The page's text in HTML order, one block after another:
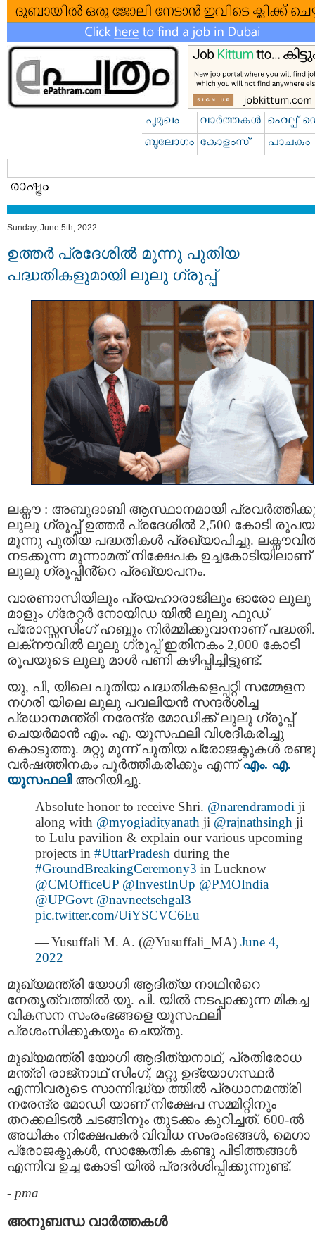
Sunday, June 5th, 2022
ഉത്തർ പ്രദേശിൽ മൂന്നു പുതിയ
പദ്ധതികളുമായി ലുലു ഗ്രൂപ്പ്
ലക്നൗ : അബുദാബി ആസ്ഥാനമായി
ലുലു ഗ്രൂപ്പ് ഉത്തർ പ്രദേശിൽ 2,500 കോടി
മൂന്നു പുതിയ പദ്ധതികൾ പ്രഖ്യാപിച്ചു.
നടക്കുന്ന മൂന്നാമത് നിക്ഷേപക ഉച്ചകോടിയിലാണ്
ലുലു ഗ്രൂപ്പിൻ്റെ പ്രഖ്യാപനം.
വാരണാസിയിലും പ്രയഹാരാജിലും ഓരോ ലുലു
മാളും ഗ്രേറ്റർ നോയിഡ യിൽ ലുലു ഫുഡ്
പ്രോസ്സസിംഗ് ഹബ്ബും നിർമ്മിക്കുവാനാണ് പദ്ധതി.
ലക്‌നൗവിൽ ലുലു ഗ്രൂപ്പ് ഇതിനകം 2,000 കോടി
രൂപയുടെ ലുലു മാൾ പണി കഴിപ്പിച്ചിട്ടുണ്ട്.
യു, പി, യിലെ പുതിയ പദ്ധതികളെപ്പറ്റി സമ്മേളന
നഗരി യിലെ ലുലു പവലിയൻ സന്ദർശിച്ച
പ്രധാനമന്ത്രി നരേന്ദ്ര മോഡിക്ക് ലുലു ഗ്രൂപ്പ്
ചെയർമാൻ എം. എ. യൂസഫലി വിശദീകരിച്ചു
കൊടുത്തു. മറ്റു മൂന്ന് പുതിയ പ്രോജക്ടുകൾ
വർഷത്തിനകം പൂർത്തീകരിക്കും എന്ന്എം. എ.
യൂസഫലിഅറിയിച്ചു.
Absolute honor to receive Shri. @narendramodi ji
along with @myogiadityanath ji @rajnathsingh ji
to Lulu pavilion & explain our various upcoming
projects in #UttarPradesh during the
#GroundBreakingCeremony3 in Lucknow
@CMOfficeUP @InvestInUp @PMOIndia
@UPGovt @navneetsehgal3
pic.twitter.com/UiYSCVC6Eu
— Yusuffali M. A. (@Yusuffali_MA) June 4,
2022
മുഖ്യമന്ത്രി യോഗി ആദിത്യ നാഥിന്‍റെ
നേതൃത്വത്തിൽ യു. പി. യിൽ നടപ്പാക്കുന്ന മികച്ച
വികസന സംരംഭങ്ങളെ യൂസഫലി
പ്രശംസിക്കുകയും ചെയ്തു.
മുഖ്യമന്ത്രി യോഗി ആദിത്യനാഥ്, പ്രതിരോധ
മന്ത്രി രാജ്‌നാഥ് സിംഗ്, മറ്റു ഉദ്യോഗസ്ഥർ
എന്നിവരുടെ സാന്നിദ്ധ്യ ത്തിൽ പ്രധാനമന്ത്രി
നരേന്ദ്ര മോഡി യാണ് നിക്ഷേപ സമ്മിറ്റിനും
തറക്കലിടൽ ചടങ്ങിനും തുടക്കം കുറിച്ചത്. 600-ല്‍
അധികം നിക്ഷേപകർ വിവിധ സംരംഭങ്ങൾ, മെഗാ
പ്രോജക്ടുകൾ, സാങ്കേതിക കണ്ടു പിടിത്തങ്ങൾ
എന്നിവ ഉച്ച കോടി യിൽ പ്രദർശിപ്പിക്കുന്നുണ്ട്.
- pma
അനുബന്ധ വാര്‍ത്തകള്‍